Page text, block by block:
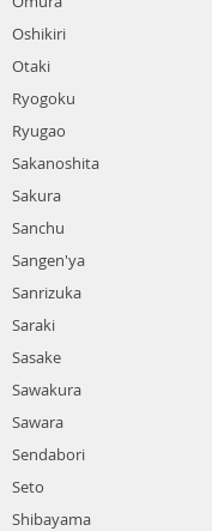
Oshikiri
Otaki
Ryogoku
Ryugao
Sakanoshita
Sakura
Sanchu
Sangen'ya
Sanrizuka
Saraki
Sasake
Sawakura
Sawara
Sendabori
Seto
Shibayama